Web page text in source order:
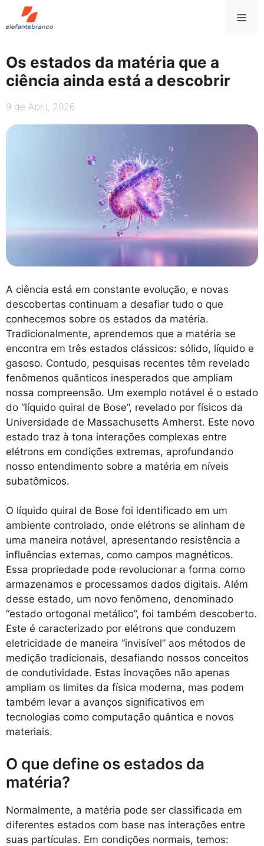
Saltar
para
Os estados da matéria que a
ciência ainda está a descobrir
9 de Abril, 2026
A ciência está em constante evolução, e novas
descobertas continuam a desafiar tudo o que
conhecemos sobre os estados da matéria.
Tradicionalmente, aprendemos que a matéria se
encontra em três estados clássicos: sólido, líquido e
gasoso. Contudo, pesquisas recentes têm revelado
fenômenos quânticos inesperados que ampliam
nossa compreensão. Um exemplo notável é o estado
do “líquido quiral de Bose”, revelado por físicos da
Universidade de Massachusetts Amherst. Este novo
estado traz à tona interações complexas entre
elétrons em condições extremas, aprofundando
nosso entendimento sobre a matéria em níveis
subatômicos.
O líquido quiral de Bose foi identificado em um
ambiente controlado, onde elétrons se alinham de
uma maneira notável, apresentando resistência a
influências externas, como campos magnéticos.
Essa propriedade pode revolucionar a forma como
armazenamos e processamos dados digitais. Além
desse estado, um novo fenômeno, denominado
“estado ortogonal metálico”, foi também descoberto.
Este é caracterizado por elétrons que conduzem
eletricidade de maneira “invisível” aos métodos de
medição tradicionais, desafiando nossos conceitos
de condutividade. Estas inovações não apenas
ampliam os limites da física moderna, mas podem
também levar a avanços significativos em
tecnologias como computação quântica e novos
materiais.
O que define os estados da
matéria?
Normalmente, a matéria pode ser classificada em
diferentes estados com base nas interações entre
suas partículas. Em condições normais, temos: